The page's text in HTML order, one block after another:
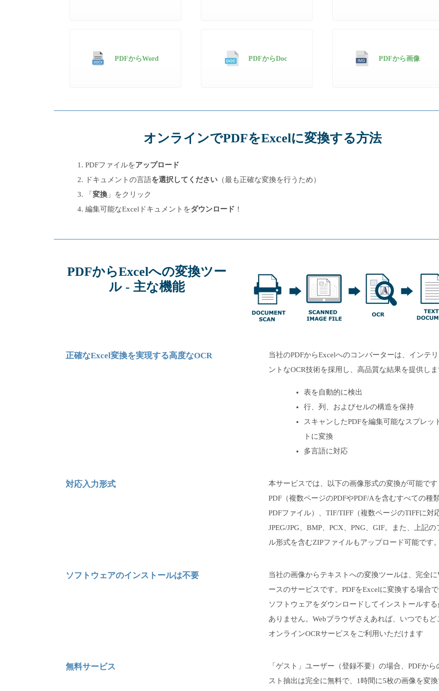
PDFからWord PDFからDoc PDFから画像
オンラインでPDFをExcelに変換する方法
PDFファイルをアップロード
ドキュメントの言語を選択してください （最も正確な変換を行うため）
「 変換 」をクリック
編集可能なExcelドキュメントをダウンロード ！
PDFからExcelへの変換ツー
ル - 主な機能
正確なExcel変換を実現する高度なOCR
当社のPDFからExcelへのコンバーターは、インテ
ントなOCR技術を採用し、高品質な結果を提供し
表を自動的に検出
行、列、およびセルの構造を保持
スキャンしたPDFを編集可能なスプレッ
トに変換
多言語に対応
対応入力形式
本サービスでは、以下の画像形式の変換が可能です
PDF（複数ページのPDFやPDF/Aを含むすべての種
PDFファイル）、TIF/TIFF（複数ページのTIFFに対
JPEG/JPG、BMP、PCX、PNG、GIF。また、上記の
ル形式を含むZIPファイルもアップロード可能です
ソフトウェアのインストールは不要
当社の画像からテキストへの変換ツールは、完全に
ースのサービスです。PDFをExcelに変換する場合
ソフトウェアをダウンロードしてインストールす
ありません。Webブラウザさえあれば、いつでもど
オンラインOCRサービスをご利用いただけます
無料サービス
「ゲスト」ユーザー（登録不要）の場合、PDFから
スト抽出は完全に無料で、1時間に5枚の画像を変